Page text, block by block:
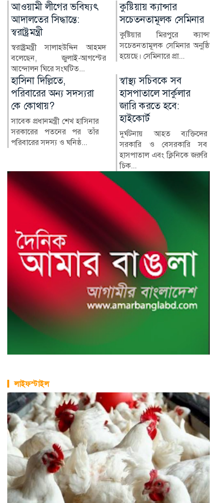
কুষ্টিয়ায় ক্যান্সার
সচেতনতামূলক সেমিনার
কুষ্টিয়ার মিরপুরে ক্যান্সার
সচেতনতামূলক সেমিনার অনুষ্ঠিত
হয়েছে। সেমিনারে প্রা...
লাখ টাকার ফল-নাস্তা নিয়ে
সাবেক ইউএনওকে ঘিরে
প্রশ্ন
কুষ্টিয়ার মিরপুর উপজেলার সাবেক
নির্বাহী কর্মকর্তা (ইউএনও)
স্বাস্থ্য সচিবকে সব
হাসপাতালে সার্কুলার
জারি করতে হবে:
হাইকোর্ট
দুর্ঘটনায় আহত ব্যক্তিদের
সরকারি ও বেসরকারি সব
র‍্যাবের পরিবর্তে নতুন
বাহিনী, কী আছে খসড়া
আইনে?
র‍্যাপিড অ্যাকশন ব্যাটালিয়ন
(র‍্যাব) বিলুপ্ত করে স্পেশাল
রেসপন্স ব্যা...
লাইফস্টাইল